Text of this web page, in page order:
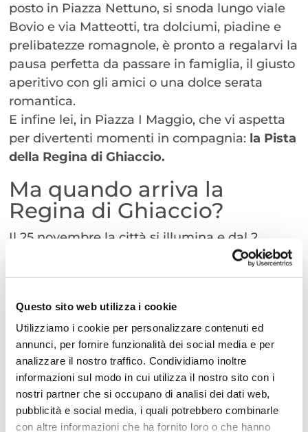
Questo sito web utilizza i cookie
Utilizziamo i cookie per personalizzare contenuti ed
annunci, per fornire funzionalità dei social media e per
analizzare il nostro traffico. Condividiamo inoltre
informazioni sul modo in cui utilizza il nostro sito con i
nostri partner che si occupano di analisi dei dati web,
pubblicità e social media, i quali potrebbero combinarle
con altre informazioni che ha fornito loro o che hanno
posto in Piazza Nettuno, si snoda lungo viale
Bovio e via Matteotti, tra dolciumi, piadine e
prelibatezze romagnole, è pronto a regalarvi la
pausa perfetta da passare in famiglia, il giusto
aperitivo con gli amici o una dolce serata
romantica.
E infine lei, in Piazza I Maggio, che vi aspetta
per divertenti momenti in compagnia: la Pista
della Regina di Ghiaccio.
Ma quando arriva la
Regina di Ghiaccio?
Il 25 novembre la città si illumina e dal 2
dicembre l’evento unico del Natale della
Regina di Ghiaccio, pieno di magia, ricco di
via ad un mese di eventi lungo fino al 7
gennaio 2024.
Tante le iniziative, non solo spettacoli
itineranti, ma anche un villaggio natalizio,
concerti a Teatro , pista di ghiaccio, atelier e
letture per bambini all’interno dell’Igloo,